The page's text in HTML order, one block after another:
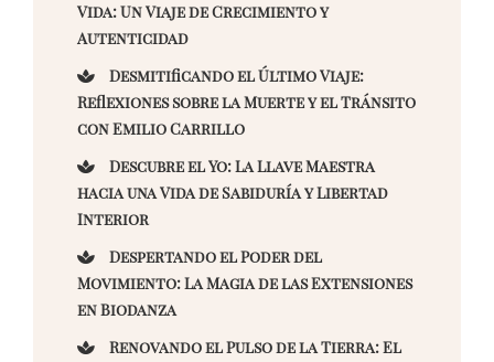
Vida: Un Viaje de Crecimiento y
Autenticidad
Desmitificando el Último Viaje:
Reflexiones sobre la Muerte y el Tránsito
con Emilio Carrillo
Descubre el Yo: La Llave Maestra
hacia una Vida de Sabiduría y Libertad
Interior
Despertando el Poder del
Movimiento: La Magia de las Extensiones
en Biodanza
Renovando el Pulso de la Tierra: El